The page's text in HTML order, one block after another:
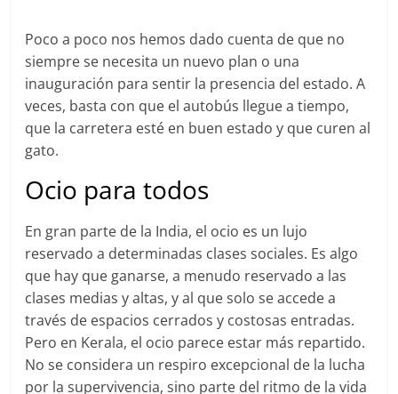
Poco a poco nos hemos dado cuenta de que no
siempre se necesita un nuevo plan o una
inauguración para sentir la presencia del estado. A
veces, basta con que el autobús llegue a tiempo,
que la carretera esté en buen estado y que curen al
gato.
Ocio para todos
En gran parte de la India, el ocio es un lujo
reservado a determinadas clases sociales. Es algo
que hay que ganarse, a menudo reservado a las
clases medias y altas, y al que solo se accede a
través de espacios cerrados y costosas entradas.
Pero en Kerala, el ocio parece estar más repartido.
No se considera un respiro excepcional de la lucha
por la supervivencia, sino parte del ritmo de la vida